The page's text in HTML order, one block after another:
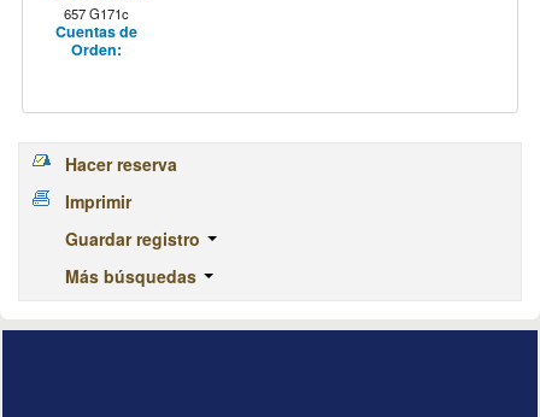
657 G171c
Cuentas de
Orden:
Hacer reserva
Imprimir
Guardar registro
Más búsquedas